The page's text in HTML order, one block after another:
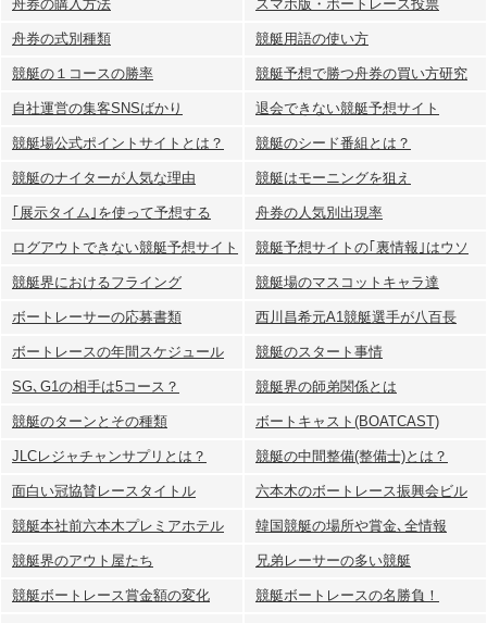
舟券の購入方法 スマホ版・ボートレース投票
舟券の式別種類 競艇用語の使い方
競艇の１コースの勝率 競艇予想で勝つ舟券の買い方研究
自社運営の集客SNSばかり 退会できない競艇予想サイト
競艇場公式ポイントサイトとは？ 競艇のシード番組とは？
競艇のナイターが人気な理由 競艇はモーニングを狙え
｢展示タイム｣を使って予想する 舟券の人気別出現率
ログアウトできない競艇予想サイト 競艇予想サイトの｢裏情報｣はウソ
競艇界におけるフライング 競艇場のマスコットキャラ達
ボートレーサーの応募書類 西川昌希元A1競艇選手が八百長
ボートレースの年間スケジュール 競艇のスタート事情
SG､G1の相手は5コース？ 競艇界の師弟関係とは
競艇のターンとその種類 ボートキャスト(BOATCAST)
JLCレジャチャンサプリとは？ 競艇の中間整備(整備士)とは？
面白い冠協賛レースタイトル 六本木のボートレース振興会ビル
競艇本社前六本木プレミアホテル 韓国競艇の場所や賞金､全情報
競艇界のアウト屋たち 兄弟レーサーの多い競艇
競艇ボートレース賞金額の変化 競艇ボートレースの名勝負！